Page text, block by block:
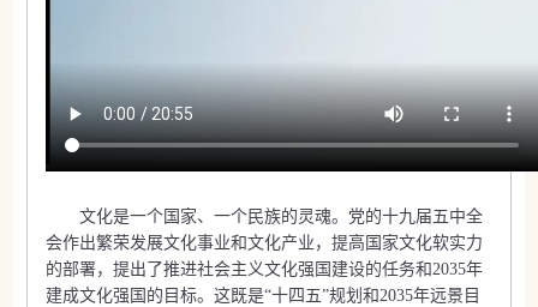
文化是一个国家、一个民族的灵魂。党的十九届五中全
会作出繁荣发展文化事业和文化产业，提高国家文化软实力
的部署，提出了推进社会主义文化强国建设的任务和2035年
建成文化强国的目标。这既是“十四五”规划和2035年远景目